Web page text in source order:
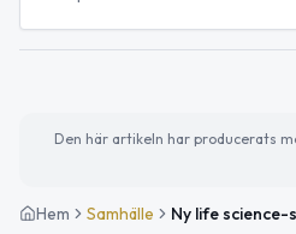
Den här artikeln har producerats
Hem Samhälle